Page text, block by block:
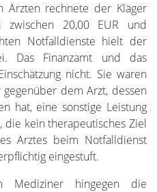
Ärzten rechnete der Kläger
zwischen 20,00 EUR und
Notfalldienste hielt der
Das Finanzamt und das
nicht. Sie waren
dem Arzt, dessen
hat, eine sonstige Leistung
die kein therapeutisches Ziel
Arztes beim Notfalldienst
eingestuft.
Mediziner hingegen die